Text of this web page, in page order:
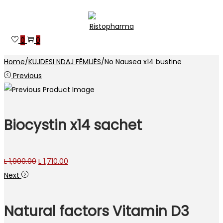
navigation
content
0 0
Home/KUJDESI NDAJ FËMIJËS/No Nausea x14 bustine
Previous
Biocystin x14 sachet
L1,900.00 Original
L 1,900.00.
L 1,710.00
L 1,710.00.
Next
Natural factors Vitamin D3